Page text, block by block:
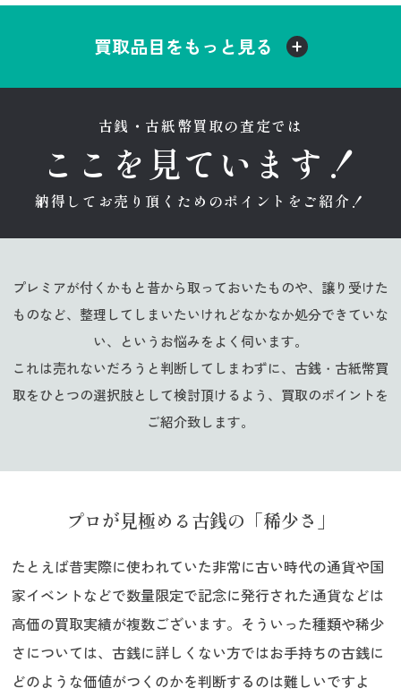
買取品目をもっと見る
古銭・古紙幣買取の査定では
ここを見ています！
納得してお売り頂くためのポイントをご紹介！
プレミアが付くかもと昔から取っておいたものや、譲り受けた
ものなど、整理してしまいたいけれどなかなか処分できていな
い、というお悩みをよく伺います。
これは売れないだろうと判断してしまわずに、古銭・古紙幣買
取をひとつの選択肢として検討頂けるよう、買取のポイントを
ご紹介致します。
プロが見極める古銭の「稀少さ」
たとえば昔実際に使われていた非常に古い時代の通貨や国
家イベントなどで数量限定で記念に発行された通貨などは
高価の買取実績が複数ございます。そういった種類や稀少
さについては、古銭に詳しくない方ではお手持ちの古銭に
どのような価値がつくのかを判断するのは難しいですよ